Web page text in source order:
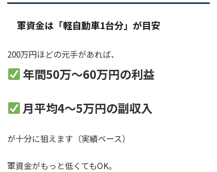
軍資金は「軽自動車1台分」が目安
200万円ほどの元手があれば、
年間50万〜60万円の利益
月平均4〜5万円の副収入
が十分に狙えます（実績ベース）
軍資金がもっと低くてもOK。